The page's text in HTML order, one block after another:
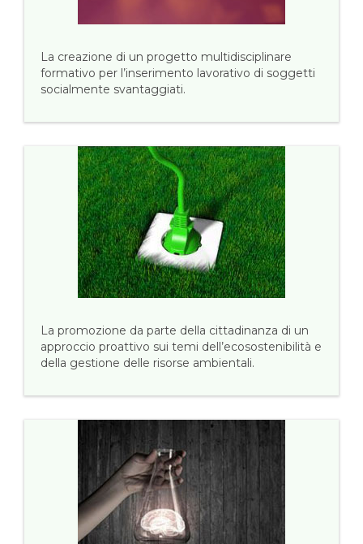
La creazione di un progetto multidisciplinare
formativo per l’inserimento lavorativo di soggetti
socialmente svantaggiati.
La promozione da parte della cittadinanza di un
approccio proattivo sui temi dell’ecosostenibilità e
della gestione delle risorse ambientali.